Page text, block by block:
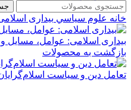
خانه علوم سياسي بیداری
بیداری اسلامی: عوامل، مسایل و
بازگشت به محصولات
تعامل دین و سیاست